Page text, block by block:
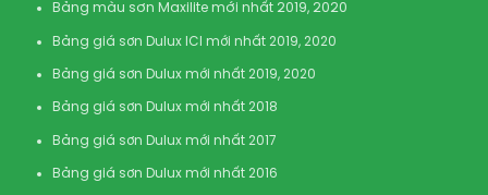
Bảng màu sơn Maxilite mới nhất 2019, 2020
Bảng giá sơn Dulux ICI mới nhất 2019, 2020
Bảng giá sơn Dulux mới nhất 2019, 2020
Bảng giá sơn Dulux mới nhất 2018
Bảng giá sơn Dulux mới nhất 2017
Bảng giá sơn Dulux mới nhất 2016